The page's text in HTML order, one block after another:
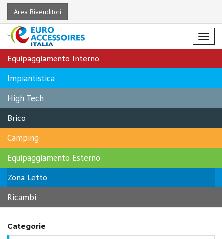
Area Rivenditori
Menu
Equipaggiamento Interno
Impiantistica
High Tech
Brico
Camping
Equipaggiamento Esterno
Zona Letto
Ricambi
Categorie